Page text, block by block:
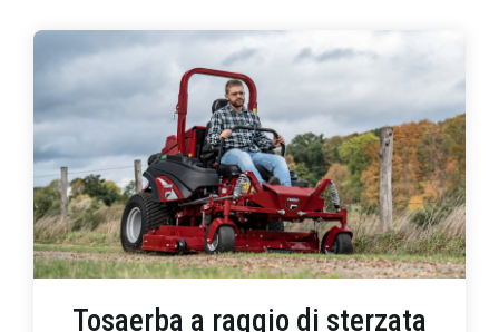
Tosaerba a raggio di sterzata